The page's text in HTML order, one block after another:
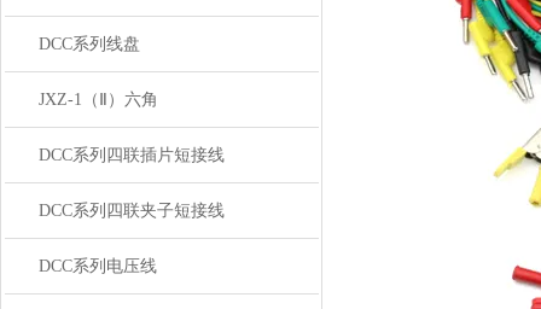
DCC系列线盘
JXZ-1（Ⅱ）六角
DCC系列四联插片短接线
DCC系列四联夹子短接线
DCC系列电压线